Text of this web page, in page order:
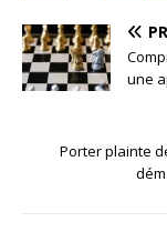
une
Porter plainte